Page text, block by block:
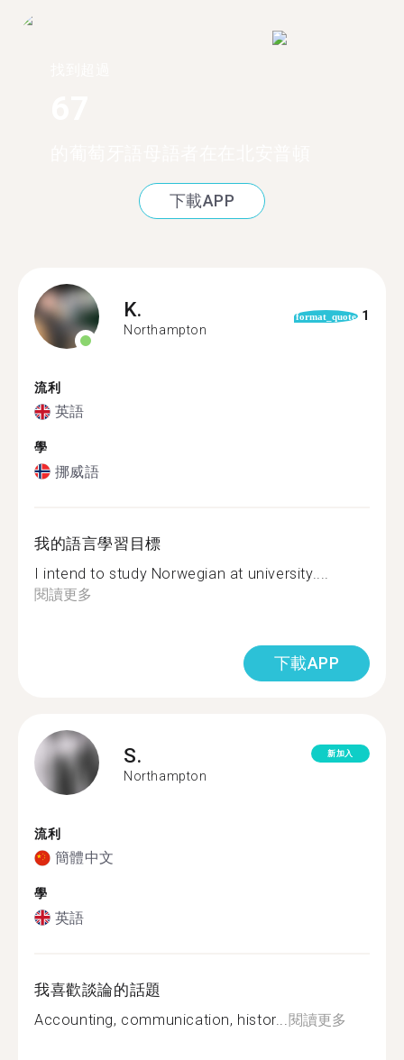
下載APP
K.
Northampton
format_quote 1
流利
英語
學
挪威語
我的語言學習目標
I intend to study Norwegian at university....
閱讀更多
下載APP
S.
Northampton
新加入
流利
簡體中文
學
英語
我喜歡談論的話題
Accounting, communication, histor... 閱讀更多